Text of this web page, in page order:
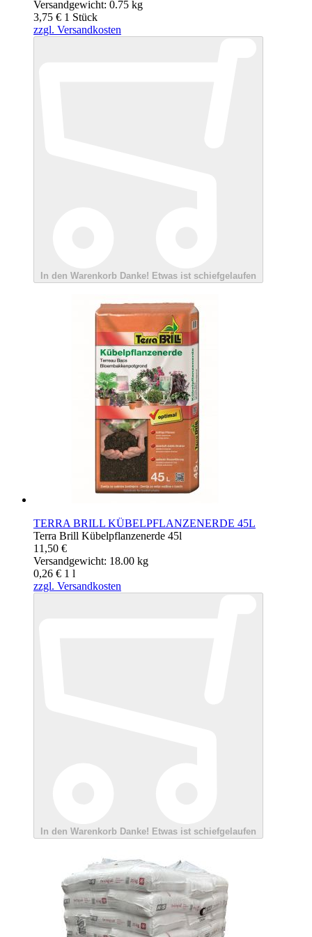
Versandgewicht: 0.75 kg
3,75 € 1 Stück
zzgl. Versandkosten
In den Warenkorb Danke! Etwas ist schiefgelaufen
TERRA BRILL KÜBELPFLANZENERDE 45L
Terra Brill Kübelpflanzenerde 45l
11,50 €
Versandgewicht: 18.00 kg
0,26 € 1 l
zzgl. Versandkosten
In den Warenkorb Danke! Etwas ist schiefgelaufen